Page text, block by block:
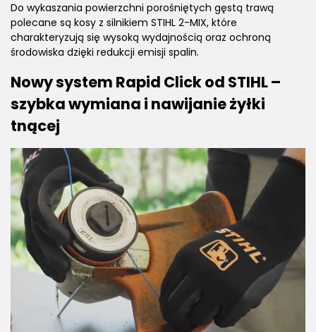
Do wykaszania powierzchni porośniętych gęstą trawą
polecane są kosy z silnikiem STIHL 2-MIX, które
charakteryzują się wysoką wydajnością oraz ochroną
środowiska dzięki redukcji emisji spalin.
Nowy system Rapid Click od STIHL –
szybka wymiana i nawijanie żyłki
tnącej